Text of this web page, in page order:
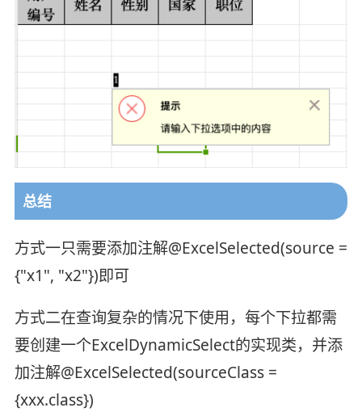
总结
方式一只需要添加注解@ExcelSelected(source =
{"x1", "x2"})即可
方式二在查询复杂的情况下使用，每个下拉都需
要创建一个ExcelDynamicSelect的实现类，并添
加注解@ExcelSelected(sourceClass =
{xxx.class})